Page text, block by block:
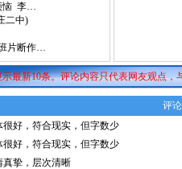
恼 李…
二中)
片断作…
示最新10条。评论内容只代表网友观点，
评
很好，符合现实，但字数少
很好，符合现实，但字数少
真挚，层次清晰